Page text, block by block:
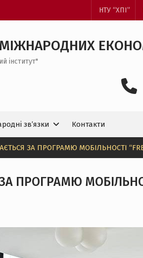
НТУ “ХПІ”
інститут"
зв’язки Контакти
ЗА ПРОГРАМЮ МОБІЛЬНОСТІ “FREE